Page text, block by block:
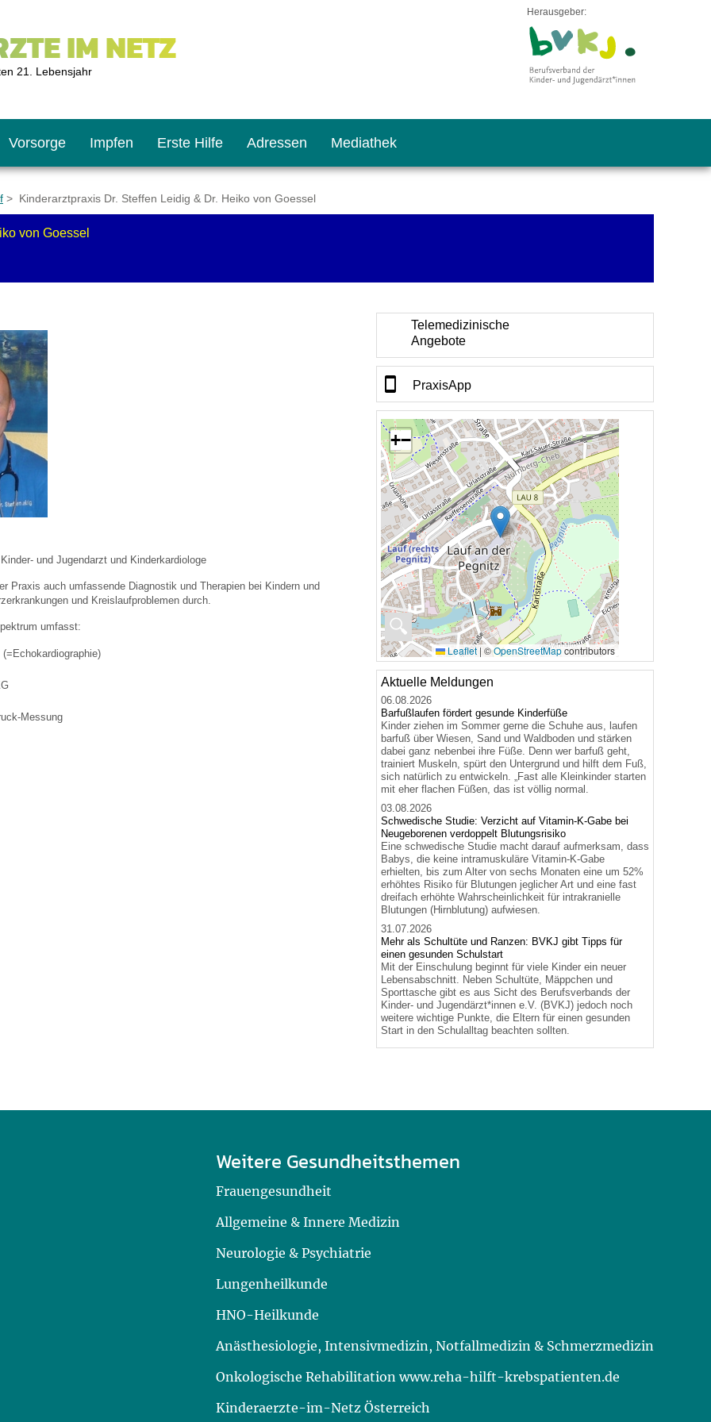
IM NETZ
21. Lebensjahr
Herausgeber:
Vorsorge Impfen
oft?
Erste Hilfe Adressen Mediathek
Bildschirmmediengebrauch
gestalten
> Kinderarztpraxis Dr. Steffen Leidig & Dr. Heiko von Goessel
von Goessel
und Jugendarzt und Kinderkardiologe
Praxis auch umfassende Diagnostik und Therapien bei Kindern und
und Kreislaufproblemen durch.
umfasst:
(=Echokardiographie)
Messung
Telemedizinische
Angebote
PraxisApp
🔍
+−
Leaflet | ©OpenStreetMapcontributors
Aktuelle Meldungen
06.08.2026
Barfußlaufen fördert gesunde Kinderfüße
Kinder ziehen im Sommer gerne die Schuhe aus, laufen
barfuß über Wiesen, Sand und Waldboden und stärken
dabei ganz nebenbei ihre Füße. Denn wer barfuß geht,
trainiert Muskeln, spürt den Untergrund und hilft dem Fuß,
sich natürlich zu entwickeln. „Fast alle Kleinkinder starten
mit eher flachen Füßen, das ist völlig normal.
03.08.2026
Schwedische Studie: Verzicht auf Vitamin-K-Gabe bei
Neugeborenen verdoppelt Blutungsrisiko
Eine schwedische Studie macht darauf aufmerksam, dass
Babys, die keine intramuskuläre Vitamin-K-Gabe
erhielten, bis zum Alter von sechs Monaten eine um 52%
erhöhtes Risiko für Blutungen jeglicher Art und eine fast
dreifach erhöhte Wahrscheinlichkeit für intrakranielle
Blutungen (Hirnblutung) aufwiesen.
31.07.2026
Mehr als Schultüte und Ranzen: BVKJ gibt Tipps für
einen gesunden Schulstart
Mit der Einschulung beginnt für viele Kinder ein neuer
Lebensabschnitt. Neben Schultüte, Mäppchen und
Sporttasche gibt es aus Sicht des Berufsverbands der
Kinder- und Jugendärzt*innen e.V. (BVKJ) jedoch noch
weitere wichtige Punkte, die Eltern für einen gesunden
Start in den Schulalltag beachten sollten.
Weitere Gesundheitsthemen
Frauengesundheit
Allgemeine & Innere Medizin
Neurologie & Psychiatrie
Lungenheilkunde
HNO-Heilkunde
Anästhesiologie, Intensivmedizin, Notfallmedizin & Schmerzmedizin
Onkologische Rehabilitation www.reha-hilft-krebspatienten.de
Kinderaerzte-im-Netz Österreich